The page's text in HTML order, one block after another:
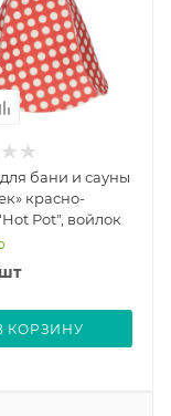
бани и сауны
красно-
Pot", войлок
КОРЗИНУ